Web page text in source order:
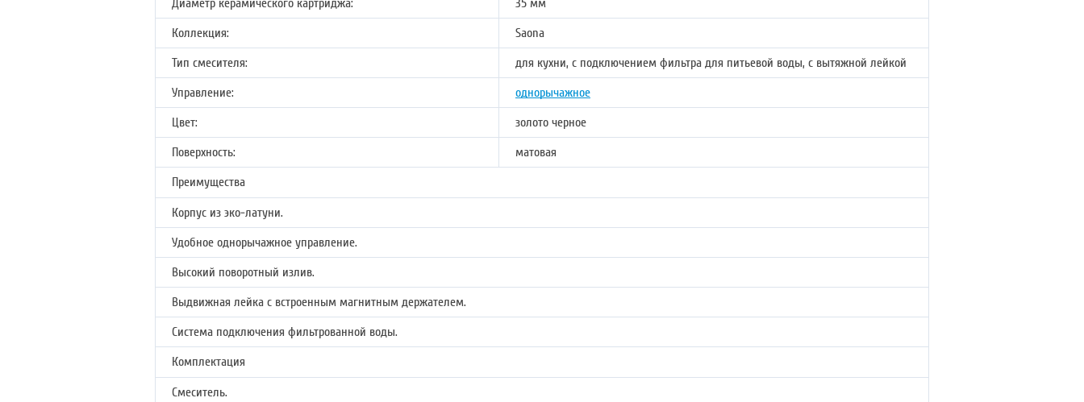
Диаметр керамического картриджа:
35 мм
Коллекция:
Saona
Тип смесителя:
для кухни, с подключением фильтра для питьевой воды, с вытяжной лейкой
Управление:
однорычажное
Цвет:
золото черное
Поверхность:
матовая
Преимущества
Корпус из эко-латуни.
Удобное однорычажное управление.
Высокий поворотный излив.
Выдвижная лейка с встроенным магнитным держателем.
Система подключения фильтрованной воды.
Комплектация
Смеситель.